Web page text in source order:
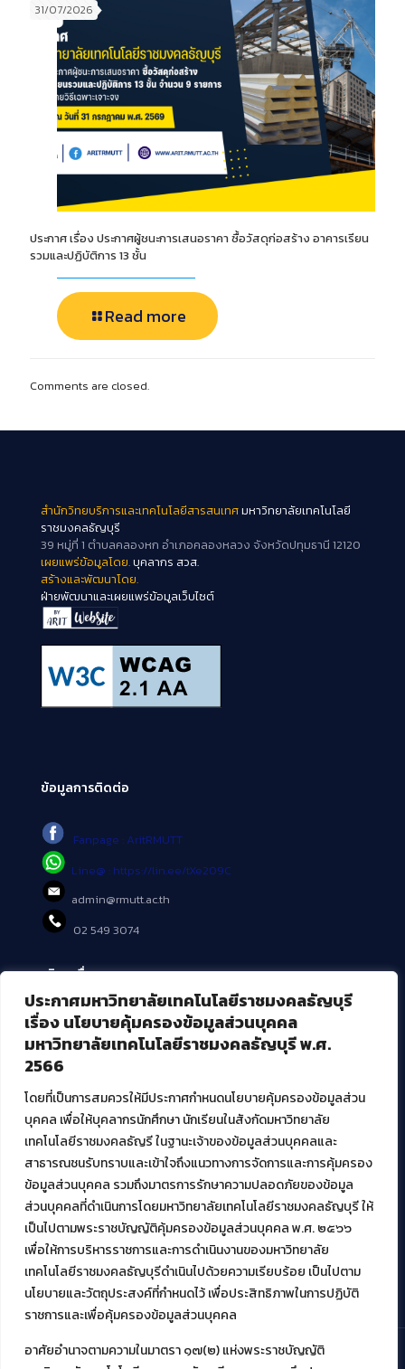
ประกาศมหาวิทยาลัยเทคโนโลยีราชมงคลธัญบุรี
เรื่อง นโยบายคุ้มครองข้อมูลส่วนบุคคล
มหาวิทยาลัยเทคโนโลยีราชมงคลธัญบุรี พ.ศ.
2566
โดยที่เป็นการสมควรให้มีประกาศกำหนดนโยบายคุ้มครองข้อมูลส่วน
บุคคล เพื่อให้บุคลากรนักศึกษา นักเรียนในสังกัดมหาวิทยาลัย
เทคโนโลยีราชมงคลธัญรี ในฐานะเจ้าของข้อมูลส่วนบุคคลและ
สาธารณชนรับทราบและเข้าใจถึงแนวทางการจัดการและการคุ้มครอง
ข้อมูลส่วนบุคคล รวมถึงมาตรการรักษาความปลอดภัยของข้อมูล
ส่วนบุคคลที่ดำเนินการโดยมหาวิทยาลัยเทคโนโลยีราชมงคลธัญบุรี ให้
เป็นไปตามพระราชบัญญัติคุ้มครองข้อมูลส่วนบุคคล พ.ศ. ๒๕๖๖
เพื่อให้การบริหารราชการและการดำเนินงานของมหาวิทยาลัย
เทคโนโลยีราชมงคลธัญบุรีดำเนินไปด้วยความเรียบร้อย เป็นไปตาม
นโยบายและวัตถุประสงค์ที่กำหนดไว้ เพื่อประสิทธิภาพในการปฏิบัติ
ราชการและเพื่อคุ้มครองข้อมูลส่วนบุคคล
อาศัยอำนาจตามความในมาตรา ๑๗(๒) แห่งพระราชบัญญัติ
31/07/2026
ประกาศ เรื่อง ประกาศผู้ชนะการเสนอราคา ซื้อวัสดุก่อสร้าง อาคารเรียน
รวมและปฏิบัติการ 13 ชั้น
Read more
Comments are closed.
สำนักวิทยบริการและเทคโนโลยีสารสนเทศมหาวิทยาลัยเทคโนโลยี
ราชมงคลธัญบุรี
39 หมู่ที่ 1 ตำบลคลองหก อำเภอคลองหลวง จังหวัดปทุมธานี 12120
เผยแพร่ข้อมูลโดย.บุคลากร สวส.
สร้างและพัฒนาโดย.
ฝ่ายพัฒนาและเผยแพร่ข้อมูลเว็บไซต์
ข้อมูลการติดต่อ
Fanpage : AritRMUTT
Line@ : https://lin.ee/tXe209C
admin@rmutt.ac.th
02 549 3074
บริการอื่นๆ ของ สวส.
ศูนย์สื่อดิจิทัล
ศูนย์นวัตกรรมและความรู้
ศูนย์พัฒนาและบริการนวัตกรรมดิจิทัล
สมัยใหม่ (MoSeC)
งานบริการวิชาการให้กับหน่วยงานภายนอก
โครงการส่งเสริมและพัฒนาผู้ประกอบการ SME โดย. มทร.ธัญบุรี
กิจกรรมการเชื่อมโยงเครือข่ายผู้ให้บริการเครื่องจักรกลทางการ
เกษตร ภายใต้โครงการส่งเสริมการรแปรรูปสินค้าเกษตรระดับชุมชน
กรมส่งเสริมอุตสาหกรรม
โครงการยกระดับเศรษฐกิจและสังคมรายตำบลแบบบูรณาการ (1
ตำบล 1 มหาวิทยาลัย)